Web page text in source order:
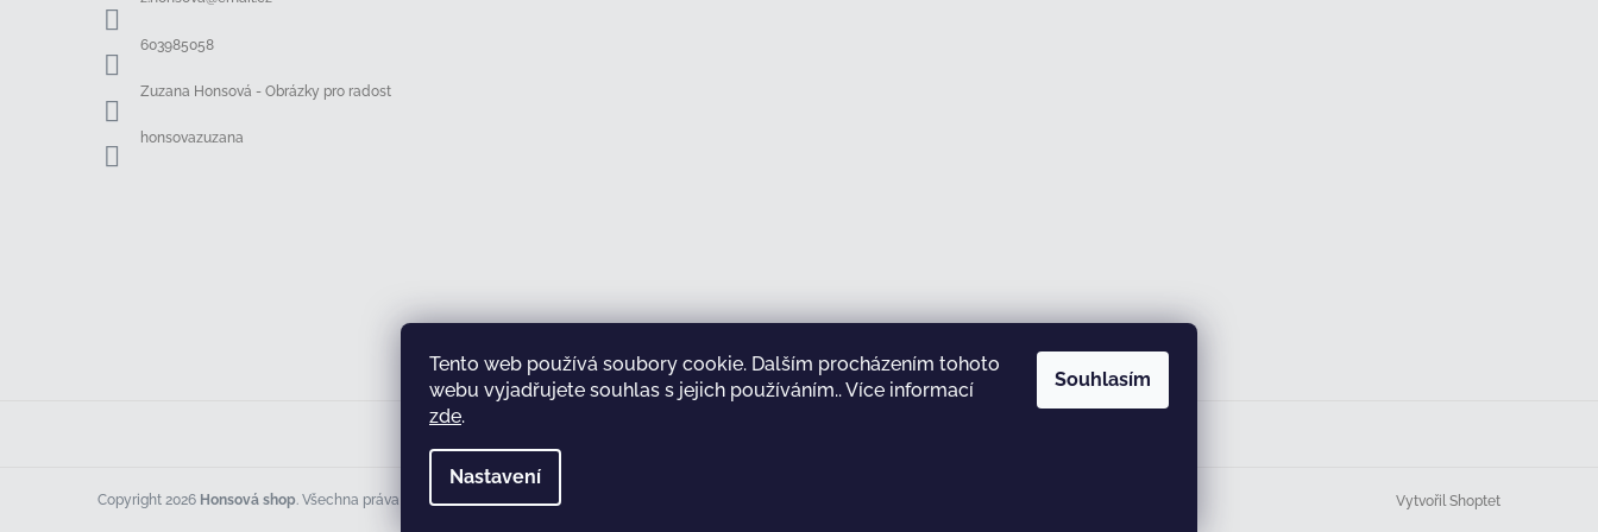
Tento web používá soubory cookie. Dalším procházením tohoto
webu vyjadřujete souhlas s jejich používáním.. Více informací
zde.
Nastavení
Souhlasím
603985058
Zuzana Honsová - Obrázky pro radost
honsovazuzana
Sledovat na Instagramu
Vytvořil Shoptet
Copyright 2026 Honsová shop. Všechna práva vyhrazena.